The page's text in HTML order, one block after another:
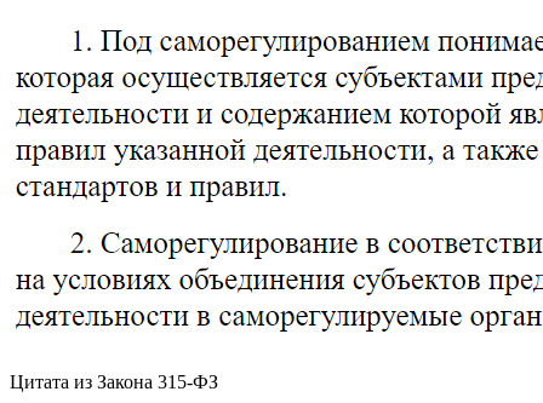
Цитата из Закона 315-ФЗ